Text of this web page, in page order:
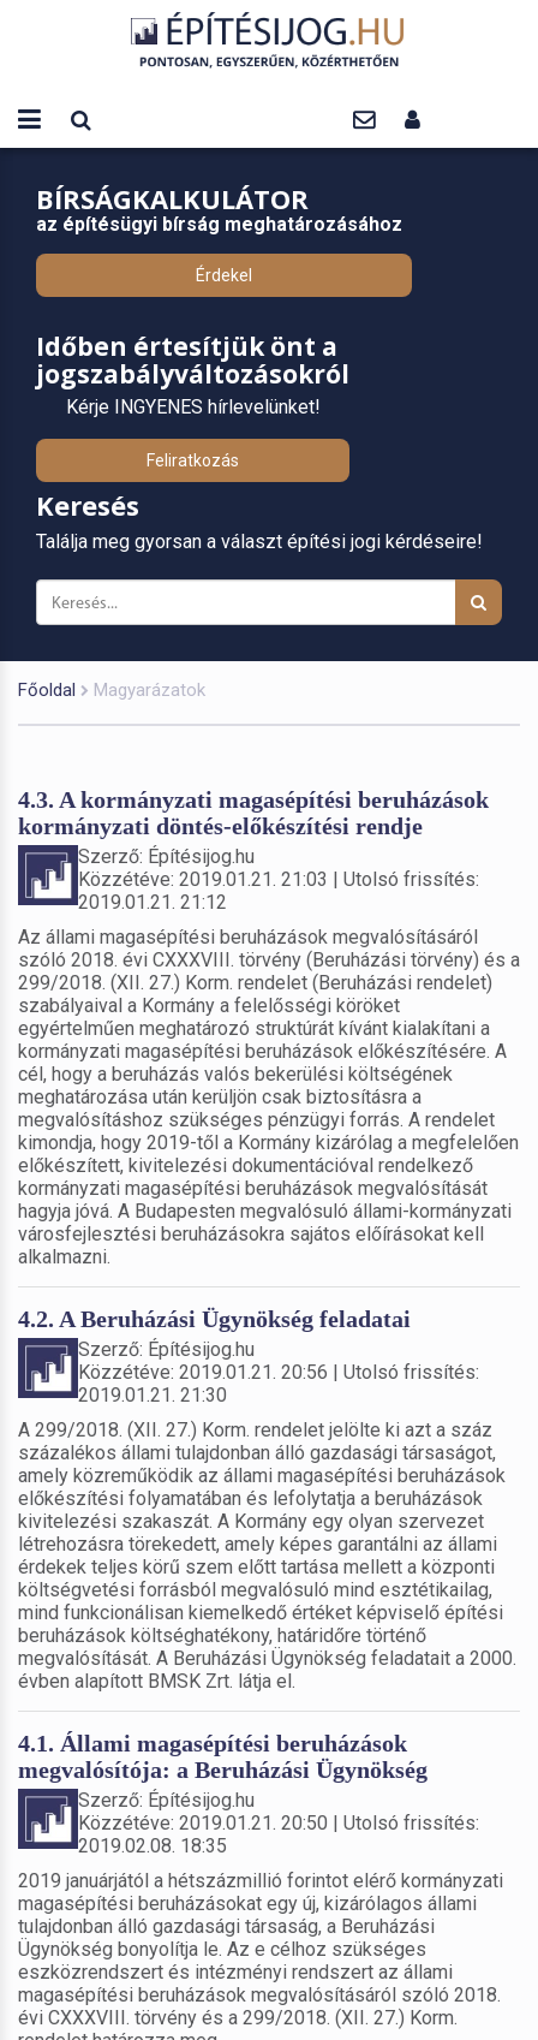
BÍRSÁGKALKULÁTOR
az építésügyi bírság meghatározásához
Érdekel
Időben értesítjük önt a
jogszabályváltozásokról
Kérje INGYENES hírlevelünket!
Feliratkozás
Keresés
Találja meg gyorsan a választ építési jogi kérdéseire!
Főoldal Magyarázatok
4.3. A kormányzati magasépítési beruházások
kormányzati döntés-előkészítési rendje
Szerző: Építésijog.hu
Közzétéve: 2019.01.21. 21:03 | Utolsó frissítés:
2019.01.21. 21:12
Az állami magasépítési beruházások megvalósításáról
szóló 2018. évi CXXXVIII. törvény (Beruházási törvény) és a
299/2018. (XII. 27.) Korm. rendelet (Beruházási rendelet)
szabályaival a Kormány a felelősségi köröket
egyértelműen meghatározó struktúrát kívánt kialakítani a
kormányzati magasépítési beruházások előkészítésére. A
cél, hogy a beruházás valós bekerülési költségének
meghatározása után kerüljön csak biztosításra a
megvalósításhoz szükséges pénzügyi forrás. A rendelet
kimondja, hogy 2019-től a Kormány kizárólag a megfelelően
előkészített, kivitelezési dokumentációval rendelkező
kormányzati magasépítési beruházások megvalósítását
hagyja jóvá. A Budapesten megvalósuló állami-kormányzati
városfejlesztési beruházásokra sajátos előírásokat kell
alkalmazni.
4.2. A Beruházási Ügynökség feladatai
Szerző: Építésijog.hu
Közzétéve: 2019.01.21. 20:56 | Utolsó frissítés:
2019.01.21. 21:30
A 299/2018. (XII. 27.) Korm. rendelet jelölte ki azt a száz
százalékos állami tulajdonban álló gazdasági társaságot,
amely közreműködik az állami magasépítési beruházások
előkészítési folyamatában és lefolytatja a beruházások
kivitelezési szakaszát. A Kormány egy olyan szervezet
létrehozásra törekedett, amely képes garantálni az állami
érdekek teljes körű szem előtt tartása mellett a központi
költségvetési forrásból megvalósuló mind esztétikailag,
mind funkcionálisan kiemelkedő értéket képviselő építési
beruházások költséghatékony, határidőre történő
megvalósítását. A Beruházási Ügynökség feladatait a 2000.
évben alapított BMSK Zrt. látja el.
4.1. Állami magasépítési beruházások
megvalósítója: a Beruházási Ügynökség
Szerző: Építésijog.hu
Közzétéve: 2019.01.21. 20:50 | Utolsó frissítés:
2019.02.08. 18:35
2019 januárjától a hétszázmillió forintot elérő kormányzati
magasépítési beruházásokat egy új, kizárólagos állami
tulajdonban álló gazdasági társaság, a Beruházási
Ügynökség bonyolítja le. Az e célhoz szükséges
eszközrendszert és intézményi rendszert az állami
magasépítési beruházások megvalósításáról szóló 2018.
évi CXXXVIII. törvény és a 299/2018. (XII. 27.) Korm.